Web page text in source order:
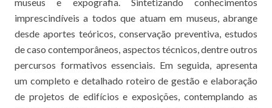
imprescindíveis a todos que atuam em museus, abrange
desde aportes teóricos, conservação preventiva, estudos
de caso contemporâneos, aspectos técnicos, dentre outros
percursos formativos essenciais. Em seguida, apresenta
um completo e detalhado roteiro de gestão e elaboração
de projetos de edifícios e exposições, contemplando as